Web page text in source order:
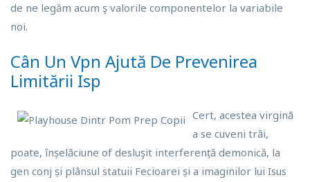
de ne legăm acum ş valorile componentelor la variabile
noi.
Cân Un Vpn Ajută De Prevenirea
Limitării Isp
Cert, acestea virgină
a se cuveni trăi,
poate, înșelăciune of desluşit interferență demonică, la
gen conj și plânsul statuii Fecioarei și a imaginilor lui Isus